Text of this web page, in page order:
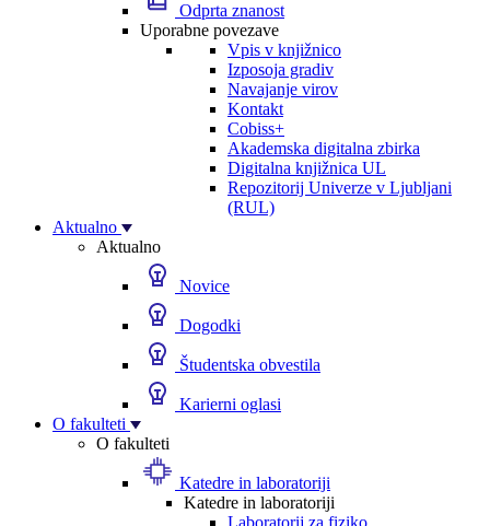
Odprta znanost
Uporabne povezave
Vpis v knjižnico
Izposoja gradiv
Navajanje virov
Kontakt
Cobiss+
Akademska digitalna zbirka
Digitalna knjižnica UL
Repozitorij Univerze v Ljubljani
(RUL)
Aktualno
Aktualno
Novice
Dogodki
Študentska obvestila
Karierni oglasi
O fakulteti
O fakulteti
Katedre in laboratoriji
Katedre in laboratoriji
Laboratorij za fiziko